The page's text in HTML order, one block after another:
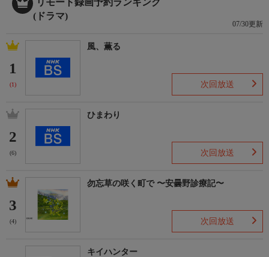
リモート録画予約ランキング
(ドラマ)
07/30更新
1
(1)
風、薫る
次回放送
2
(6)
ひまわり
次回放送
3
(4)
勿忘草の咲く町で 〜安曇野診療記〜
次回放送
キイハンター